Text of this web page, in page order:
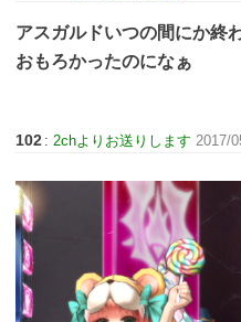
アスガルドいつの間にか終
おもろかったのになぁ
102 :2chよりお送りします 2017/